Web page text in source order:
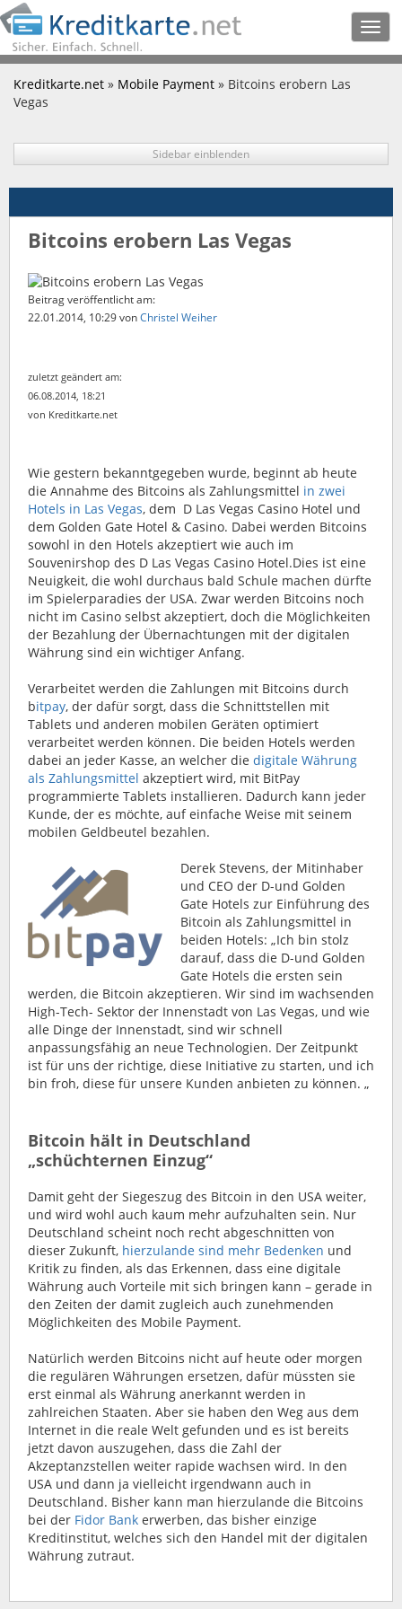
Kreditkarte.net » Mobile Payment » Bitcoins erobern Las
Vegas
Sidebar einblenden
Bitcoins erobern Las Vegas
Beitrag veröffentlicht am:
22.01.2014, 10:29vonChristel Weiher
zuletzt geändert am:
06.08.2014, 18:21
von Kreditkarte.net
Wie gestern bekanntgegeben wurde, beginnt ab heute
die Annahme des Bitcoins als Zahlungsmittel in zwei
Hotels in Las Vegas, dem D Las Vegas Casino Hotel und
dem Golden Gate Hotel & Casino. Dabei werden Bitcoins
sowohl in den Hotels akzeptiert wie auch im
Souvenirshop des D Las Vegas Casino Hotel.Dies ist eine
Neuigkeit, die wohl durchaus bald Schule machen dürfte
im Spielerparadies der USA. Zwar werden Bitcoins noch
nicht im Casino selbst akzeptiert, doch die Möglichkeiten
der Bezahlung der Übernachtungen mit der digitalen
Währung sind ein wichtiger Anfang.
Verarbeitet werden die Zahlungen mit Bitcoins durch
bitpay, der dafür sorgt, dass die Schnittstellen mit
Tablets und anderen mobilen Geräten optimiert
verarbeitet werden können. Die beiden Hotels werden
dabei an jeder Kasse, an welcher die digitale Währung
als Zahlungsmittel akzeptiert wird, mit BitPay
programmierte Tablets installieren. Dadurch kann jeder
Kunde, der es möchte, auf einfache Weise mit seinem
mobilen Geldbeutel bezahlen.
Derek Stevens, der Mitinhaber
und CEO der D-und Golden
Gate Hotels zur Einführung des
Bitcoin als Zahlungsmittel in
beiden Hotels: „Ich bin stolz
darauf, dass die D-und Golden
Gate Hotels die ersten sein
werden, die Bitcoin akzeptieren. Wir sind im wachsenden
High-Tech- Sektor der Innenstadt von Las Vegas, und wie
alle Dinge der Innenstadt, sind wir schnell
anpassungsfähig an neue Technologien. Der Zeitpunkt
ist für uns der richtige, diese Initiative zu starten, und ich
bin froh, diese für unsere Kunden anbieten zu können. „
Bitcoin hält in Deutschland
„schüchternen Einzug“
Damit geht der Siegeszug des Bitcoin in den USA weiter,
und wird wohl auch kaum mehr aufzuhalten sein. Nur
Deutschland scheint noch recht abgeschnitten von
dieser Zukunft, hierzulande sind mehr Bedenken und
Kritik zu finden, als das Erkennen, dass eine digitale
Währung auch Vorteile mit sich bringen kann – gerade in
den Zeiten der damit zugleich auch zunehmenden
Möglichkeiten des Mobile Payment.
Natürlich werden Bitcoins nicht auf heute oder morgen
die regulären Währungen ersetzen, dafür müssten sie
erst einmal als Währung anerkannt werden in
zahlreichen Staaten. Aber sie haben den Weg aus dem
Internet in die reale Welt gefunden und es ist bereits
jetzt davon auszugehen, dass die Zahl der
Akzeptanzstellen weiter rapide wachsen wird. In den
USA und dann ja vielleicht irgendwann auch in
Deutschland. Bisher kann man hierzulande die Bitcoins
bei der Fidor Bank erwerben, das bisher einzige
Kreditinstitut, welches sich den Handel mit der digitalen
Währung zutraut.